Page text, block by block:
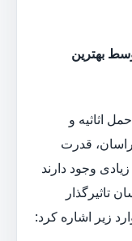
بهترین
اثاثیه و
قدرت
وجود دارند
تاثیرگذار
زیر اشاره کرد: